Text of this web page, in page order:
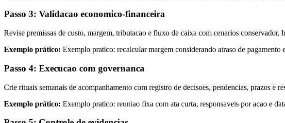
Passo 3: Validacao economico-financeira
Revise premissas de custo, margem, tributacao e fluxo de caixa com cenarios conservador,
Exemplo prático: Exemplo pratico: recalcular margem considerando atraso de
Passo 4: Execucao com governanca
Crie rituais semanais de acompanhamento com registro de decisoes, pendencias, prazos e
Exemplo prático: Exemplo pratico: reuniao fixa com ata curta, responsaveis por acao e